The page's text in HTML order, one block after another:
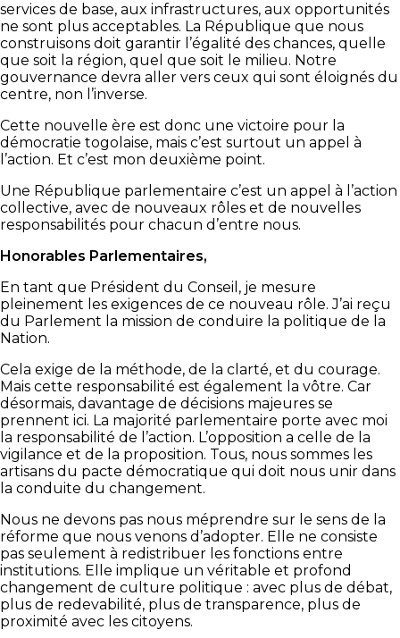
services de base, aux infrastructures, aux opportunités
ne sont plus acceptables. La République que nous
construisons doit garantir l’égalité des chances, quelle
que soit la région, quel que soit le milieu. Notre
gouvernance devra aller vers ceux qui sont éloignés du
centre, non l’inverse.
Cette nouvelle ère est donc une victoire pour la
démocratie togolaise, mais c’est surtout un appel à
l’action. Et c’est mon deuxième point.
Une République parlementaire c’est un appel à l’action
collective, avec de nouveaux rôles et de nouvelles
responsabilités pour chacun d’entre nous.
Honorables Parlementaires,
En tant que Président du Conseil, je mesure
pleinement les exigences de ce nouveau rôle. J’ai reçu
du Parlement la mission de conduire la politique de la
Nation.
Cela exige de la méthode, de la clarté, et du courage.
Mais cette responsabilité est également la vôtre. Car
désormais, davantage de décisions majeures se
prennent ici. La majorité parlementaire porte avec moi
la responsabilité de l’action. L’opposition a celle de la
vigilance et de la proposition. Tous, nous sommes les
artisans du pacte démocratique qui doit nous unir dans
la conduite du changement.
Nous ne devons pas nous méprendre sur le sens de la
réforme que nous venons d’adopter. Elle ne consiste
pas seulement à redistribuer les fonctions entre
institutions. Elle implique un véritable et profond
changement de culture politique : avec plus de débat,
plus de redevabilité, plus de transparence, plus de
proximité avec les citoyens.